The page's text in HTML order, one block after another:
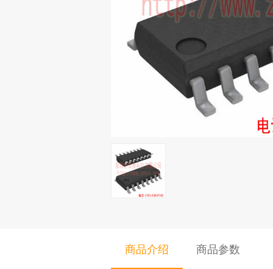
商品介绍 商品参数